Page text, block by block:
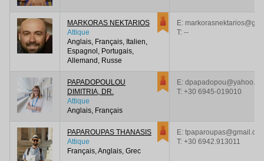
MARKORAS NEKTARIOS
Attique
Anglais, Français, Italien,
Espagnol, Portugais,
Allemand, Russe
E:
T: --
PAPADOPOULOU
DIMITRIA, DR.
Attique
Anglais, Français
E:
T: +30 6945-019010
PAPAROUPAS THANASIS
Attique
Français, Anglais, Grec
E:
T: +30 6942.913011